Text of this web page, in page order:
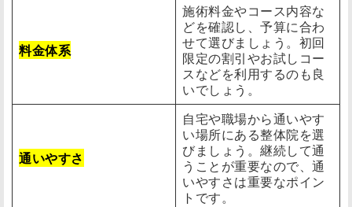
料金体系
施術料金やコース内容な
どを確認し、予算に合わ
せて選びましょう。初回
限定の割引やお試しコー
スなどを利用するのも良
いでしょう。
通いやすさ
自宅や職場から通いやす
い場所にある整体院を選
びましょう。継続して通
うことが重要なので、通
いやすさは重要なポイン
トです。